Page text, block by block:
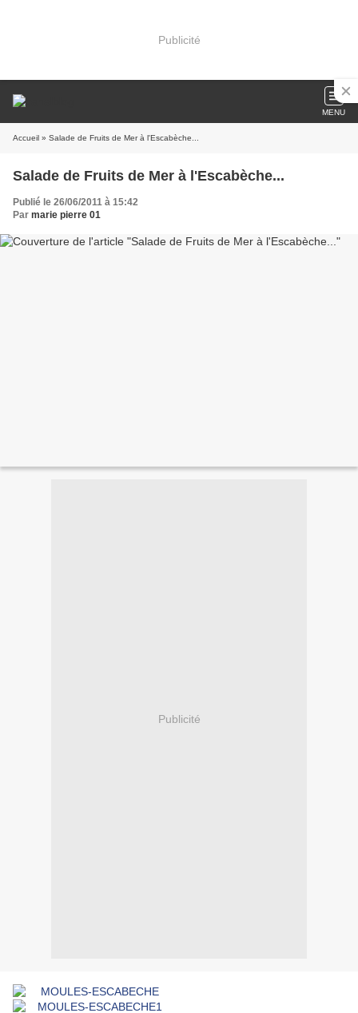
Publicité
MENU
Accueil » Salade de Fruits de Mer à l'Escabèche...
Salade de Fruits de Mer à l'Escabèche...
Publié le 26/06/2011 à 15:42
Par marie pierre 01
Publicité